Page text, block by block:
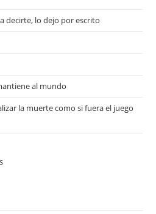
decirte, lo dejo por escrito
al mundo
la muerte como si fuera el juego